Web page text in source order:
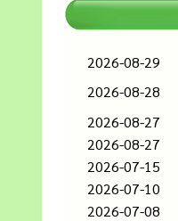
2026-08-29
2026-08-28
2026-08-27
2026-08-27
2026-07-15
2026-07-10
2026-07-08